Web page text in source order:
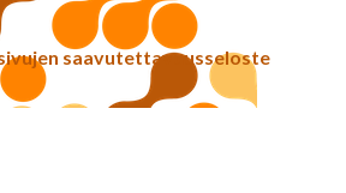
saavutettavuusseloste